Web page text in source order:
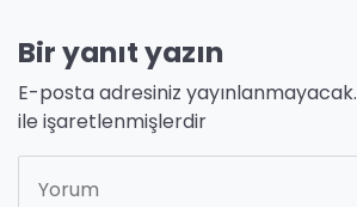
Bir yanıt yazın
E-posta adresiniz yayınlanmayacak.
ile işaretlenmişlerdir